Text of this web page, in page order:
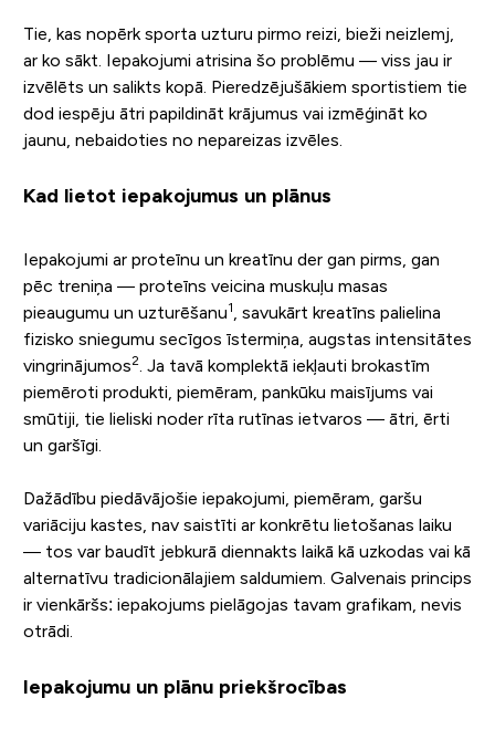
Tie, kas nopērk sporta uzturu pirmo reizi, bieži neizlemj,
ar ko sākt. Iepakojumi atrisina šo problēmu — viss jau ir
izvēlēts un salikts kopā. Pieredzējušākiem sportistiem tie
dod iespēju ātri papildināt krājumus vai izmēģināt ko
jaunu, nebaidoties no nepareizas izvēles.
Kad lietot iepakojumus un plānus
Iepakojumi ar proteīnu un kreatīnu der gan pirms, gan
pēc treniņa — proteīns veicina muskuļu masas
pieaugumu un uzturēšanu1, savukārt kreatīns palielina
fizisko sniegumu secīgos īstermiņa, augstas intensitātes
vingrinājumos2. Ja tavā komplektā iekļauti brokastīm
piemēroti produkti, piemēram, pankūku maisījums vai
smūtiji, tie lieliski noder rīta rutīnas ietvaros — ātri, ērti
un garšīgi.
Dažādību piedāvājošie iepakojumi, piemēram, garšu
variāciju kastes, nav saistīti ar konkrētu lietošanas laiku
— tos var baudīt jebkurā diennakts laikā kā uzkodas vai kā
alternatīvu tradicionālajiem saldumiem. Galvenais princips
ir vienkāršs: iepakojums pielāgojas tavam grafikam, nevis
otrādi.
Iepakojumu un plānu priekšrocības